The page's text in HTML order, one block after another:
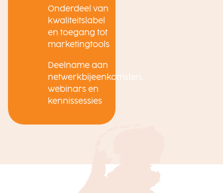
Onderdeel van
kwaliteitslabel
en toegang tot
marketingtools
Deelname aan
netwerkbijeenkomsten,
webinars en
kennissessies